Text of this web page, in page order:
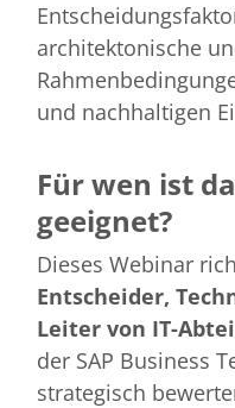
architektonische
und nachhaltigen
Für wen ist
geeignet?
Dieses Webinar
Entscheider,
Leiter von IT-
der SAP Business
strategisch